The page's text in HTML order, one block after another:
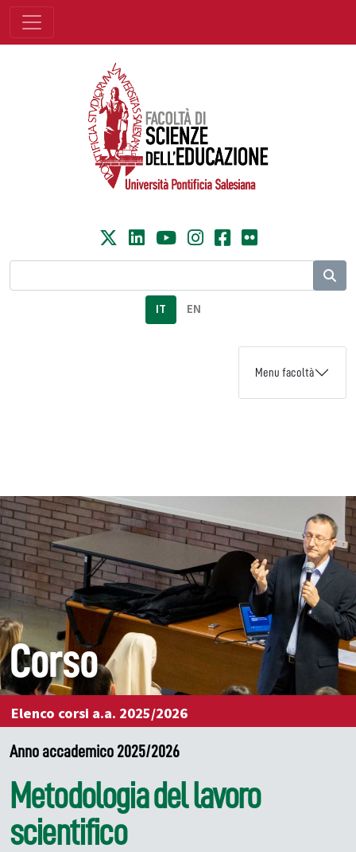
IT EN
Menu facoltà
Corso
Elenco corsi a.a. 2025/2026
Anno accademico 2025/2026
Metodologia del lavoro
scientifico